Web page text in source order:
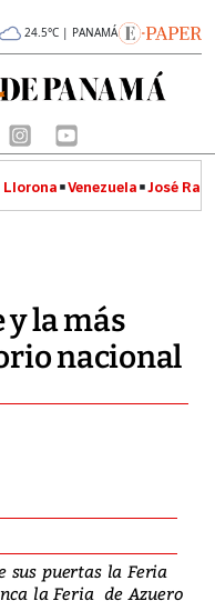
24.5°C | PANAMÁ
Llorona Venezuela José
y la más
nacional
sus puertas la Feria
la Feria de Azuero